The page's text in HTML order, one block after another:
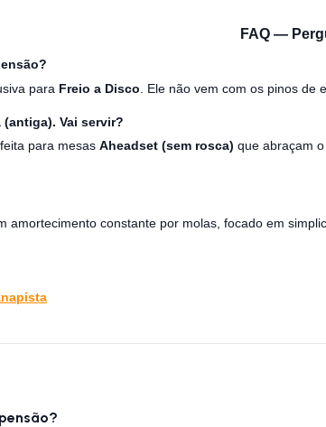
FAQ —
para Freio a Disco . Ele não vem com os pinos
Vai servir?
para mesas Aheadset (sem rosca) que abraçam
amortecimento constante por molas, focado em